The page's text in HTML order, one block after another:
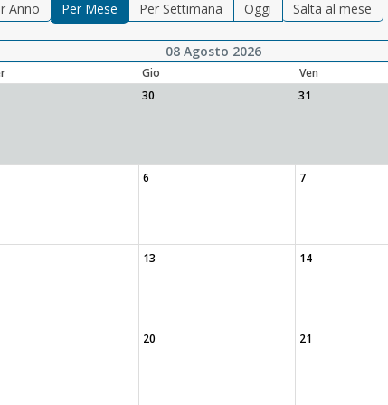
Anno Per Mese Per Settimana Oggi Salta al mese
08 Agosto 2026
Gio Ven
30
31
6 7
13 14
20 21